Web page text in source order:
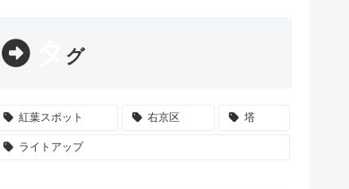
グ
紅葉スポット 右京区 塔
ライトアップ